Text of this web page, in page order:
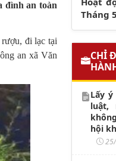
đình an toàn
đi lạc tại
an xã Văn
Tháng
CHỈ
Lấy
luật,
hội